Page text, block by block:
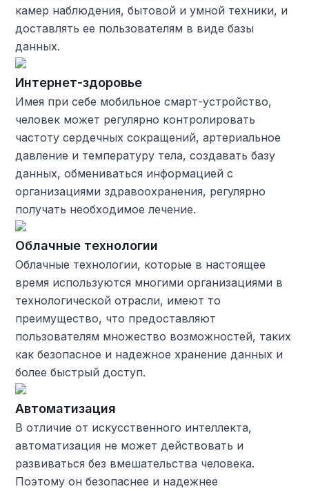
камер наблюдения, бытовой и умной техники, и
доставлять ее пользователям в виде базы
данных.
Интернет-здоровье
Имея при себе мобильное смарт-устройство,
человек может регулярно контролировать
частоту сердечных сокращений, артериальное
давление и температуру тела, создавать базу
данных, обмениваться информацией с
организациями здравоохранения, регулярно
получать необходимое лечение.
Облачные технологии
Облачные технологии, которые в настоящее
время используются многими организациями в
технологической отрасли, имеют то
преимущество, что предоставляют
пользователям множество возможностей, таких
как безопасное и надежное хранение данных и
более быстрый доступ.
Автоматизация
В отличие от искусственного интеллекта,
автоматизация не может действовать и
развиваться без вмешательства человека.
Поэтому он безопаснее и надежнее